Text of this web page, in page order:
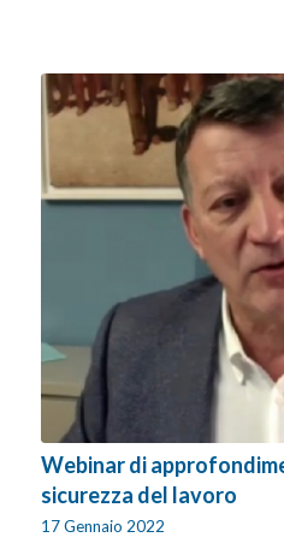
Webinar di
sicurezza del lavoro
17 Gennaio 2022